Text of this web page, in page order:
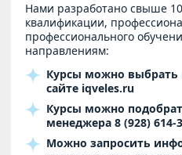
Нами разработано свыше
квалификации,
профессионального
направлениям:
Курсы можно выбрать
сайте iqveles.ru
Курсы можно
менеджера 8 (928) 614-
Можно запросить